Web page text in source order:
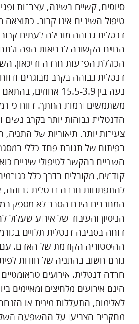
סיוטים, קשיים בשינה, עצבנות
טיפול השיניים אינו קרוב.
דנטלית גבוהה מובילה לעתים
החיים הקשורה לבריאות הפה
הכוללת הפרעות חרדה ודיכאון.
דנטלית גבוהה בקרב מבוגרים
נעה בין 15.5-3.9
משתמשים ורמות החתך. דווח כי
הדנטלית גבוהות יותר בקרב נשים
צעירות יותר. תיאוריות של
בפיתוח של תגובת פחד כללי
השיניים בהקשר לטיפולי שיניים
קודמים, מקובלים בדרך כלל
להתפתחות חרדה דנטלית
המחברים הינם הסבר לא מספק
הניסיון והעיבוד של אירוע שעלול
דוחה בסביבה דנטלית תלויים
ההיסטוריה הקודמת של האדם. עם
גורם חשוב בהתניה של חוויות
חרדה דנטלית. אירועים טראומטיים
הינם אירועים מלחיצים ומאיימים
לאלימות, התעללות מינית או
מחקרים הצביעו על ההשפעה